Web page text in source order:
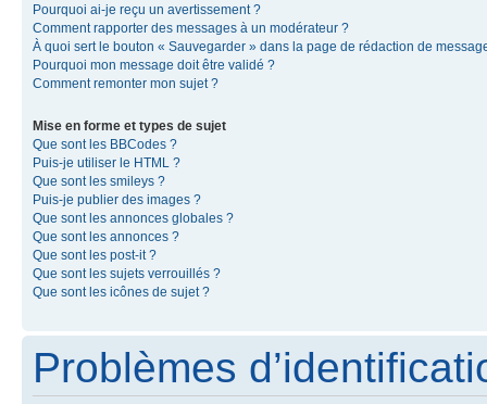
Pourquoi ai-je reçu un avertissement ?
Comment rapporter des messages à un modérateur ?
À quoi sert le bouton « Sauvegarder » dans la page de rédaction de
Pourquoi mon message doit être validé ?
Comment remonter mon sujet ?
Mise en forme et types de sujet
Que sont les BBCodes ?
Puis-je utiliser le HTML ?
Que sont les smileys ?
Puis-je publier des images ?
Que sont les annonces globales ?
Que sont les annonces ?
Que sont les post-it ?
Que sont les sujets verrouillés ?
Que sont les icônes de sujet ?
Problèmes